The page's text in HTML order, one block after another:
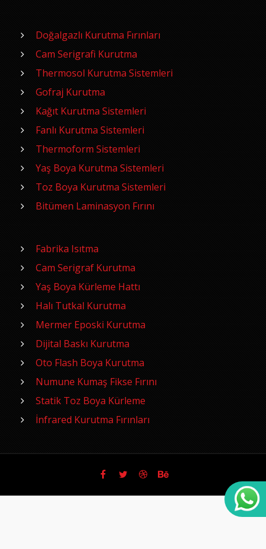
Doğalgazlı Kurutma Fırınları
Cam Serigrafi Kurutma
Thermosol Kurutma Sistemleri
Gofraj Kurutma
Kağıt Kurutma Sistemleri
Fanlı Kurutma Sistemleri
Thermoform Sistemleri
Yaş Boya Kurutma Sistemleri
Toz Boya Kurutma Sistemleri
Bitümen Laminasyon Fırını
Fabrika Isıtma
Cam Serigraf Kurutma
Yaş Boya Kürleme Hattı
Halı Tutkal Kurutma
Mermer Eposki Kurutma
Dijital Baskı Kurutma
Oto Flash Boya Kurutma
Numune Kumaş Fikse Fırını
Statik Toz Boya Kürleme
İnfrared Kurutma Fırınları